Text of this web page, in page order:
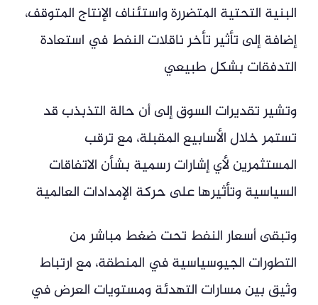
البنية التحتية المتضررة واستئناف الإنتاج المتوقف،
إضافة إلى تأثير تأخر ناقلات النفط في استعادة
التدفقات بشكل طبيعي
وتشير تقديرات السوق إلى أن حالة التذبذب قد
تستمر خلال الأسابيع المقبلة، مع ترقب
المستثمرين لأي إشارات رسمية بشأن الاتفاقات
السياسية وتأثيرها على حركة الإمدادات العالمية
وتبقى أسعار النفط تحت ضغط مباشر من
التطورات الجيوسياسية في المنطقة، مع ارتباط
وثيق بين مسارات التهدئة ومستويات العرض في